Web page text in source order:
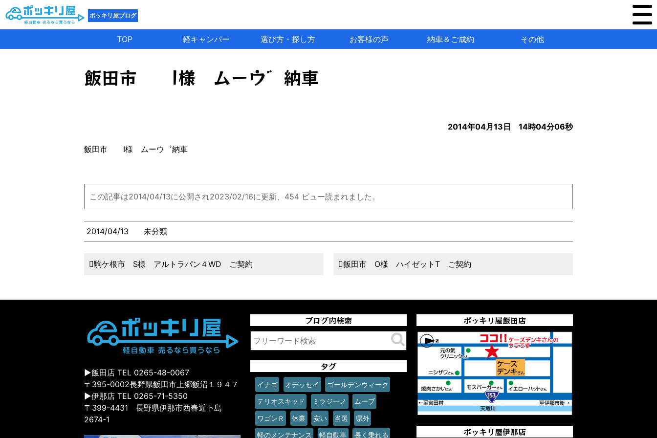
ポッキリ屋ブログ
TOP 軽キャンパー 選び方・探し方 お客様の声 納車＆ご成約 その他
飯田市 I様 ムーウ゛納車
2014年04月13日 14時04分06秒
飯田市 I様 ムーウ゛納車
この記事は2014/04/13に公開され2023/02/16に更新、454 ビュー読まれました。
2014/04/13 未分類
駒ケ根市 S様 アルトラパン４WD ご契約 飯田市 O様 ハイゼットT ご契約
▶飯田店 TEL 0265-48-0067
〒395-0002長野県飯田市上郷飯沼１９４７
▶伊那店 TEL 0265-71-5350
〒399-4431 長野県伊那市西春近下島
2674-1
ブログ内検索
タグ
イナゴ オデッセイ ゴールデンウィーク
テリオスキッド ミラジーノ ムーブ
ワゴンＲ 休業 安い 当選 県外
軽のメンテナンス 軽自動車 長く乗れる
ポッキリ屋飯田店
ポッキリ屋伊那店